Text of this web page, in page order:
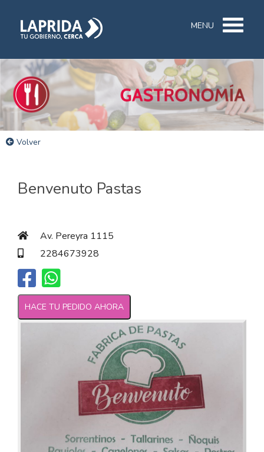
MENU
Volver
Benvenuto Pastas
Av. Pereyra 1115
2284673928
HACE TU PEDIDO AHORA